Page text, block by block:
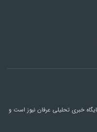
خبری تحلیلی عرفان نیوز است و